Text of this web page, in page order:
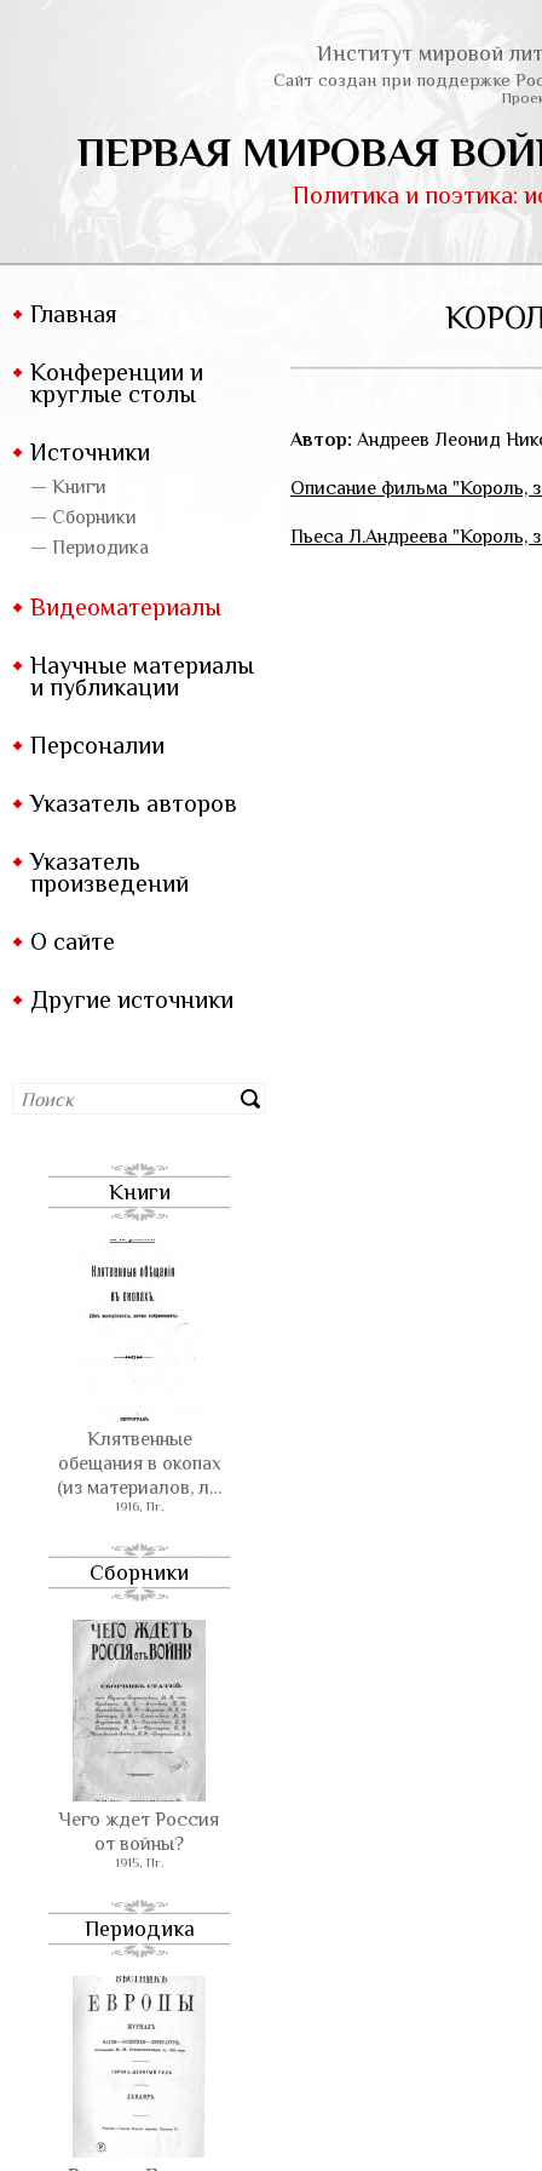
Институт мировой
Сайт создан при поддержке
ПЕРВАЯ МИРОВАЯ
Политика и поэтика:
Главная
Конференции и
круглые столы
Источники
— Книги
— Сборники
— Периодика
Видеоматериалы
Научные материалы
и публикации
Персоналии
Указатель авторов
Указатель
произведений
О сайте
Другие источники
Книги
Клятвенные
обещания в окопах
(из материалов, л…
1916, Пг.
Сборники
Чего ждет Россия
от войны?
1915, Пг.
Периодика
Автор: Андреев Леонид
Описание фильма "Король,
Пьеса Л.Андреева "Король,